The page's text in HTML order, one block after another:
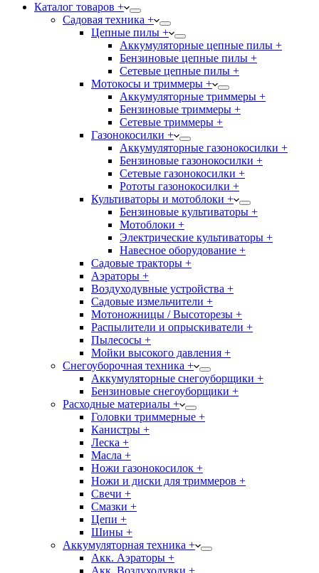
Каталог товаров +
Садовая техника +
Цепные пилы +
Аккумуляторные цепные пилы +
Бензиновые цепные пилы +
Сетевые цепные пилы +
Мотокосы и триммеры +
Аккумуляторные триммеры +
Бензиновые триммеры +
Сетевые триммеры +
Газонокосилки +
Аккумуляторные газонокосилки +
Бензиновые газонокосилки +
Сетевые газонокосилки +
Рототы газонокосилки +
Культиваторы и мотоблоки +
Бензиновые культиваторы +
Мотоблоки +
Электрические культиваторы +
Навесное оборудование +
Садовые тракторы +
Аэраторы +
Воздуходувные устройства +
Садовые измельчители +
Мотоножницы / Высоторезы +
Распылители и опрыскиватели +
Пылесосы +
Мойки высокого давления +
Снегоуборочная техника +
Аккумуляторные снегоуборщики +
Бензиновые снегоуборщики +
Расходные материалы +
Головки триммерные +
Канистры +
Леска +
Масла +
Ножи газонокосилок +
Ножи и диски для триммеров +
Свечи +
Смазки +
Цепи +
Шины +
Аккумуляторная техника +
Акк. Аэраторы +
Акк. Воздуходувки +